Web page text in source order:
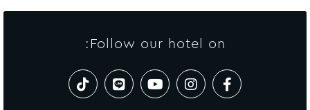
Follow our hotel on: